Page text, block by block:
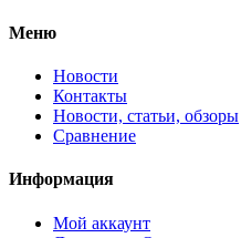
Меню
Новости
Контакты
Новости, статьи, обзоры
Сравнение
Информация
Мой аккаунт